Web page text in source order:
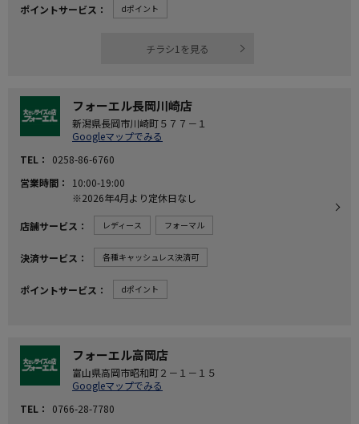
ポイントサービス dポイント
チラシ1を見る
フォーエル長岡川崎店
新潟県長岡市川崎町５７７－１
Googleマップでみる
TEL
0258-86-6760
営業時間
10:00-19:00
※2026年4月より定休日なし
店舗サービス レディース フォーマル
決済サービス 各種キャッシュレス決済可
ポイントサービス dポイント
フォーエル高岡店
富山県高岡市昭和町２－１－１５
Googleマップでみる
TEL
0766-28-7780